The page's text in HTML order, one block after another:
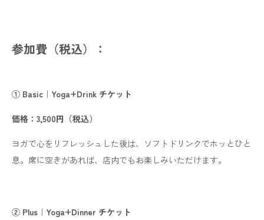
参加費（税込）：
① Basic｜Yoga+Drink チケット
価格：3,500円（税込）
ヨガで心をリフレッシュした後は、ソフトドリンクでホッとひと
息。席に空きがあれば、店内でもお楽しみいただけます。
② Plus｜Yoga+Dinner チケット